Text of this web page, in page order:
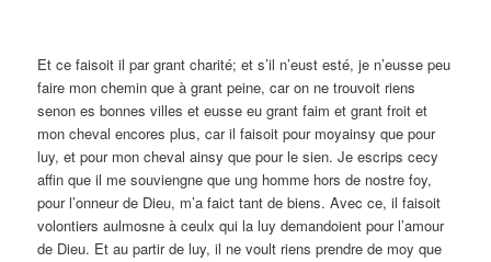
Et ce faisoit il par grant charité; et s’il n’eust esté, je n’eusse peu
faire mon chemin que à grant peine, car on ne trouvoit riens
senon es bonnes villes et eusse eu grant faim et grant froit et
mon cheval encores plus, car il faisoit pour moyainsy que pour
luy, et pour mon cheval ainsy que pour le sien. Je escrips cecy
affin que il me souviengne que ung homme hors de nostre foy,
pour l’onneur de Dieu, m’a faict tant de biens. Avec ce, il faisoit
volontiers aulmosne à ceulx qui la luy demandoient pour l’amour
de Dieu. Et au partir de luy, il ne voult riens prendre de moy que